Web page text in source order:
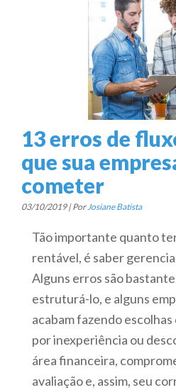
13 erros de
que sua
cometer
03/10/2019 | PorJosiane Batista
Tão importante quanto
rentável, é saber
Alguns erros são
estruturá-lo, e alguns
acabam fazendo
por inexperiência ou
área financeira,
avaliação e, assim, seu